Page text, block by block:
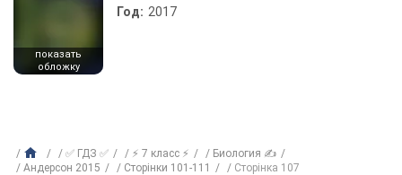
показать
обложку
Год: 2017
✅ ГДЗ ✅ ⚡ 7 класс ⚡
Биология ✍
Андерсон 2015
Сторінки 101-111 Сторінка 107